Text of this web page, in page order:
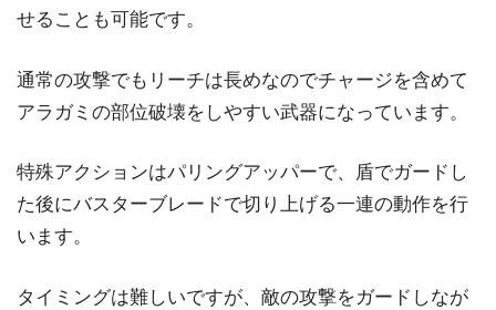
せることも可能です。
通常の攻撃でもリーチは長めなのでチャージを含めて
アラガミの部位破壊をしやすい武器になっています。
特殊アクションはパリングアッパーで、盾でガードし
た後にバスターブレードで切り上げる一連の動作を行
います。
タイミングは難しいですが、敵の攻撃をガードしなが